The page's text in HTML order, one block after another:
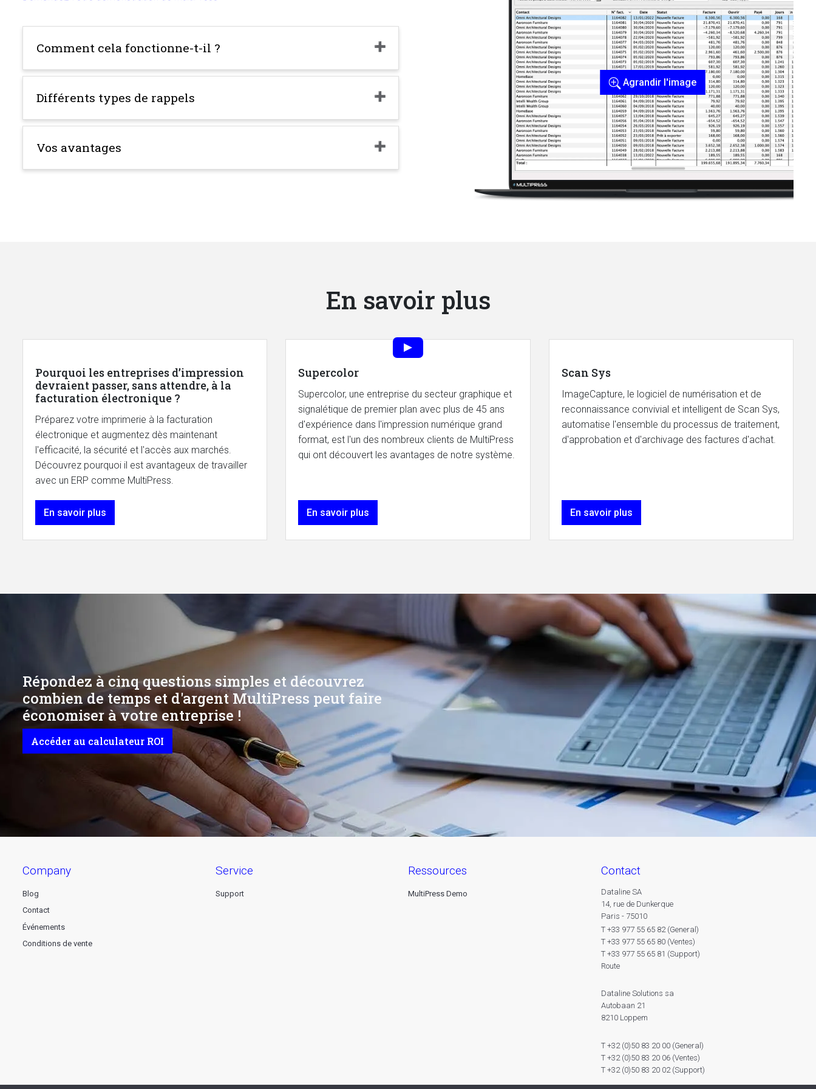
Comment cela fonctionne-t-il ?
Différents types de rappels
Vos avantages
Agrandir l'image
En savoir plus
Pourquoi les entreprises d’impression
devraient passer, sans attendre, à la
facturation électronique ?
Préparez votre imprimerie à la facturation
électronique et augmentez dès maintenant
l'efficacité, la sécurité et l'accès aux marchés.
Découvrez pourquoi il est avantageux de travailler
avec un ERP comme MultiPress.
En savoir plus
Supercolor
Supercolor, une entreprise du secteur graphique et
signalétique de premier plan avec plus de 45 ans
d'expérience dans l'impression numérique grand
format, est l'un des nombreux clients de MultiPress
qui ont découvert les avantages de notre système.
En savoir plus
Scan Sys
ImageCapture, le logiciel de numérisation et de
reconnaissance convivial et intelligent de Scan Sys,
automatise l'ensemble du processus de traitement,
d'approbation et d'archivage des factures d'achat.
En savoir plus
Répondez à cinq questions simples et découvrez
combien de temps et d'argent MultiPress peut faire
économiser à votre entreprise !
Accéder au calculateur ROI
company
Blog
Contact
Événements
Conditions de vente
service
Support
ressources
MultiPress Demo
contact
Dataline SA
14, rue de Dunkerque
Paris - 75010
T +33 977 55 65 82 (General)
T +33 977 55 65 80 (Ventes)
T +33 977 55 65 81 (Support)
Route
Dataline Solutions sa
Autobaan 21
8210 Loppem
T +32 (0)50 83 20 00 (General)
T +32 (0)50 83 20 06 (Ventes)
T +32 (0)50 83 20 02 (Support)